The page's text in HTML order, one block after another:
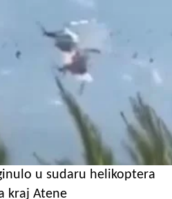
u sudaru helikoptera
kraj Atene